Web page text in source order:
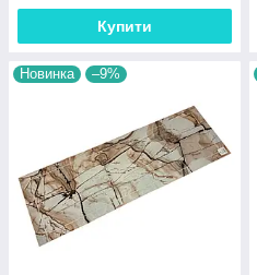
Купити
Новинка –9%